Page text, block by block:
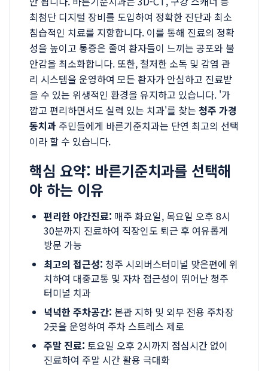
최첨단 디지털 장비를 도입하여 정확한 진단과 최소
침습적인 치료를 지향합니다. 이를 통해 진료의 정확
성을 높이고 통증은 줄여 환자들이 느끼는 공포와 불
안감을 최소화합니다. 또한, 철저한 소독 및 감염 관
리 시스템을 운영하여 모든 환자가 안심하고 진료받
을 수 있는 위생적인 환경을 유지하고 있습니다. '가
깝고 편리하면서도 실력 있는 치과'를 찾는 청주 가경
동치과 주민들에게 바른기준치과는 단연 최고의 선택
이라 할 수 있습니다.
핵심 요약: 바른기준치과를 선택해
야 하는 이유
편리한 야간진료: 매주 화요일, 목요일 오후 8시
30분까지 진료하여 직장인도 퇴근 후 여유롭게
방문 가능
최고의 접근성: 청주 시외버스터미널 맞은편에 위
치하여 대중교통 및 자차 접근성이 뛰어난 청주
터미널 치과
넉넉한 주차공간: 본관 지하 및 외부 전용 주차장
2곳을 운영하여 주차 스트레스 제로
주말 진료: 토요일 오후 2시까지 점심시간 없이
진료하여 주말 시간 활용 극대화